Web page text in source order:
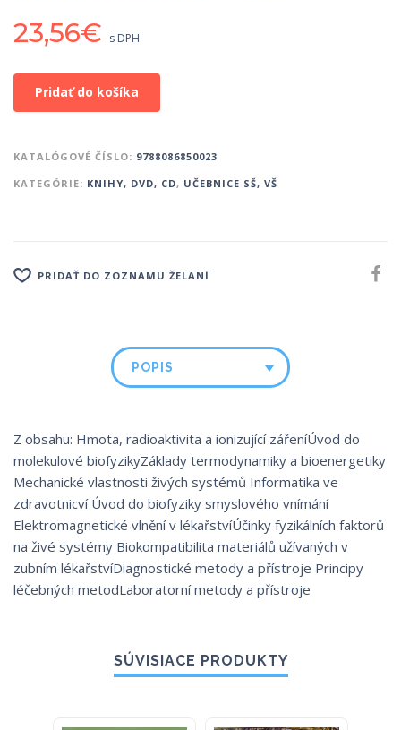
23,56€ s DPH
Pridať do košíka
KATALÓGOVÉ ČÍSLO: 9788086850023
KATEGÓRIE: KNIHY, DVD, CD, UČEBNICE SŠ, VŠ
PRIDAŤ DO ZOZNAMU ŽELANÍ
POPIS
Z obsahu: Hmota, radioaktivita a ionizující zářeníÚvod do
molekulové biofyzikyZáklady termodynamiky a bioenergetiky
Mechanické vlastnosti živých systémů Informatika ve
zdravotnicví Úvod do biofyziky smyslového vnímání
Elektromagnetické vlnění v lékařstvíÚčinky fyzikálních faktorů
na živé systémy Biokompatibilita materiálů užívaných v
zubním lékařstvíDiagnostické metody a přístroje Principy
léčebných metodLaboratorní metody a přístroje
SÚVISIACE PRODUKTY